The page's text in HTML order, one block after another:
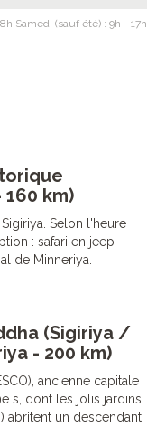
Samedi (sauf été) : 9h - 17h
km)
Selon l'heure
: safari en jeep
de Minneriya.
(Sigiriya /
- 200 km)
ancienne capitale
s, dont les jolis jardins
abritent un descendant